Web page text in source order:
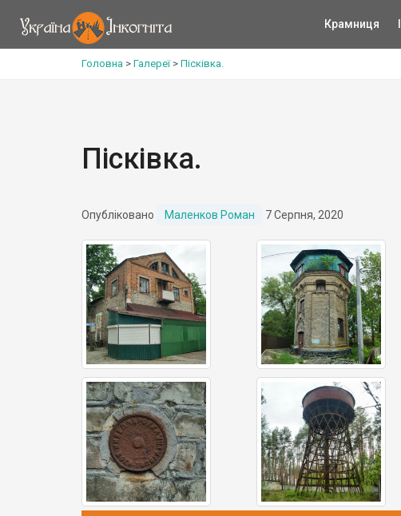
Крамниця
Головна > Галереї> Пісківка.
Пісківка.
Опубліковано Маленков Роман 7 Серпня, 2020